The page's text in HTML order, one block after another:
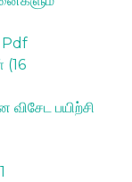
Pdf
(16
பயிற்சி